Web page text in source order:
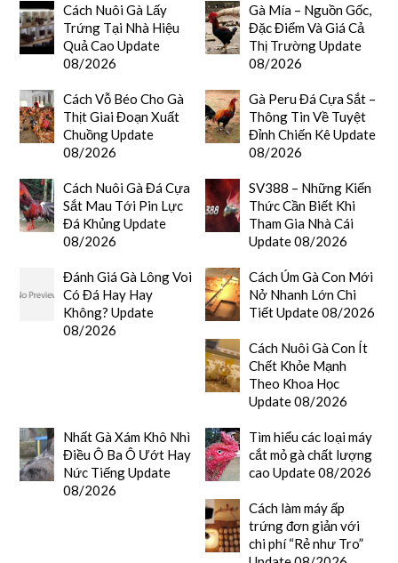
Cách Nuôi Gà Lấy
Trứng Tại Nhà Hiệu
Quả Cao Update
08/2026
Gà Mía – Nguồn Gốc,
Đặc Điểm Và Giá Cả
Thị Trường Update
08/2026
Cách Vỗ Béo Cho Gà
Thịt Giai Đoạn Xuất
Chuồng Update
08/2026
Gà Peru Đá Cựa Sắt –
Thông Tin Về Tuyệt
Đỉnh Chiến Kê Update
08/2026
Cách Nuôi Gà Đá Cựa
Sắt Mau Tới Pin Lực
Đá Khủng Update
08/2026
SV388 – Những Kiến
Thức Cần Biết Khi
Tham Gia Nhà Cái
Update 08/2026
Đánh Giá Gà Lông Voi
Có Đá Hay Hay
Không? Update
08/2026
Cách Úm Gà Con Mới
Nở Nhanh Lớn Chi
Tiết Update 08/2026
Cách Nuôi Gà Con Ít
Chết Khỏe Mạnh
Theo Khoa Học
Update 08/2026
Nhất Gà Xám Khô Nhì
Điều Ô Ba Ô Ướt Hay
Nức Tiếng Update
08/2026
Tìm hiểu các loại máy
cắt mỏ gà chất lượng
cao Update 08/2026
Cách làm máy ấp
trứng đơn giản với
chi phí “Rẻ như Tro”